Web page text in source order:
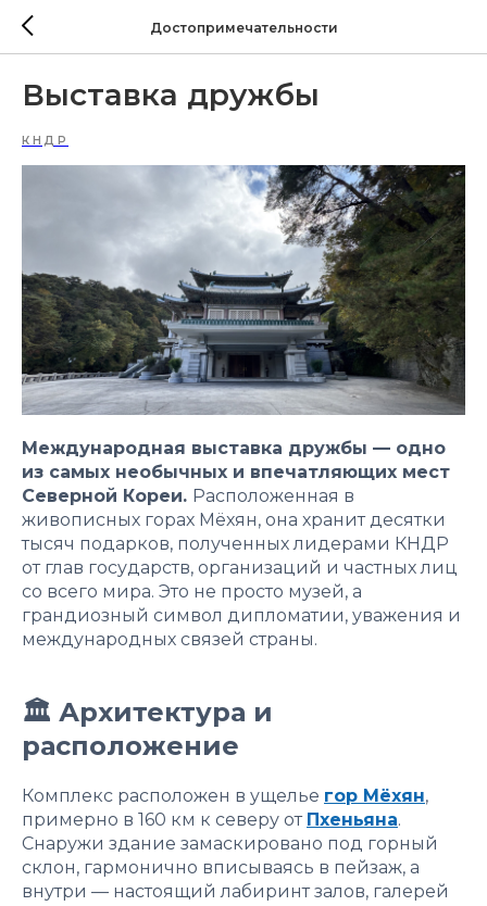
Достопримечательности
Выставка дружбы
КНДР
Международная выставка дружбы — одно
из самых необычных и впечатляющих мест
Северной Кореи. Расположенная в
живописных горах Мёхян, она хранит десятки
тысяч подарков, полученных лидерами КНДР
от глав государств, организаций и частных лиц
со всего мира. Это не просто музей, а
грандиозный символ дипломатии, уважения и
международных связей страны.
🏛 Архитектура и
расположение
Комплекс расположен в ущелье гор Мёхян,
примерно в 160 км к северу от Пхеньяна.
Снаружи здание замаскировано под горный
склон, гармонично вписываясь в пейзаж, а
внутри — настоящий лабиринт залов, галерей